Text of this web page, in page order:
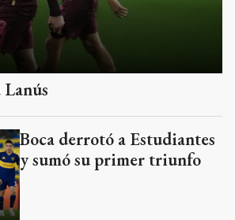
Boca derrotó a Estudiantes
y sumó su primer triunfo